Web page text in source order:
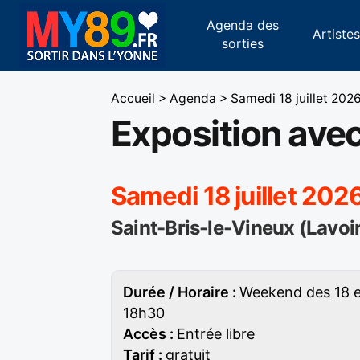
Agenda des
sorties
Artistes
Accueil > Agenda > Samedi 18 juillet
Exposition
Samedi 18 juillet
Saint-Bris-le-Vineux
Durée / Horaire : Weekend des 18
18h30
Accès : Entrée libre
Tarif : gratuit